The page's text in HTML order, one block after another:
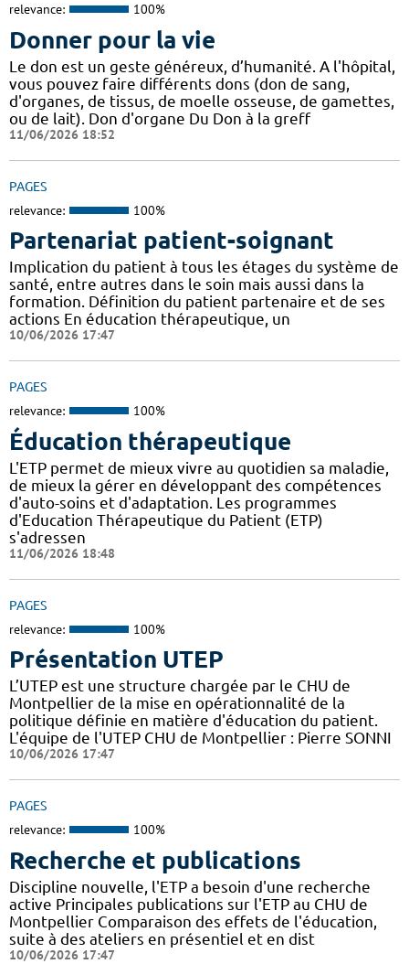
relevance: 100%
Donner pour la vie
Le don est un geste généreux, d’humanité. A l'hôpital,
vous pouvez faire différents dons (don de sang,
d'organes, de tissus, de moelle osseuse, de gamettes,
ou de lait). Don d'organe Du Don à la greff
11/06/2026 18:52
PAGES
relevance: 100%
Partenariat patient-soignant
Implication du patient à tous les étages du système de
santé, entre autres dans le soin mais aussi dans la
formation. Définition du patient partenaire et de ses
actions En éducation thérapeutique, un
10/06/2026 17:47
PAGES
relevance: 100%
Éducation thérapeutique
L'ETP permet de mieux vivre au quotidien sa maladie,
de mieux la gérer en développant des compétences
d'auto-soins et d'adaptation. Les programmes
d'Education Thérapeutique du Patient (ETP)
s'adressen
11/06/2026 18:48
PAGES
relevance: 100%
Présentation UTEP
L’UTEP est une structure chargée par le CHU de
Montpellier de la mise en opérationnalité de la
politique définie en matière d'éducation du patient.
L'équipe de l'UTEP CHU de Montpellier : Pierre SONNI
10/06/2026 17:47
PAGES
relevance: 100%
Recherche et publications
Discipline nouvelle, l'ETP a besoin d'une recherche
active Principales publications sur l'ETP au CHU de
Montpellier Comparaison des effets de l'éducation,
suite à des ateliers en présentiel et en dist
10/06/2026 17:47